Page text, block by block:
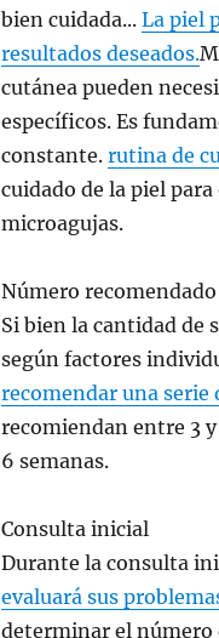
bien cuidada... La piel
resultados deseados.
cutánea pueden
específicos. Es
constante. rutina de
cuidado de la piel
microagujas.
Número recomendado
Si bien la cantidad de
según factores
recomendar una
recomiendan entre 3
6 semanas.
Consulta inicial
Durante la consulta
evaluará sus
determinar el número